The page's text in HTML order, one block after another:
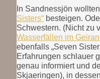
In Sandnessjön
Sisters“ besteigen.
Schwestern. (Nicht zu
Wasserfällen im
ebenfalls „Seven
Erfahrungen schlauer
genau informiert und
Skjaeringen), in